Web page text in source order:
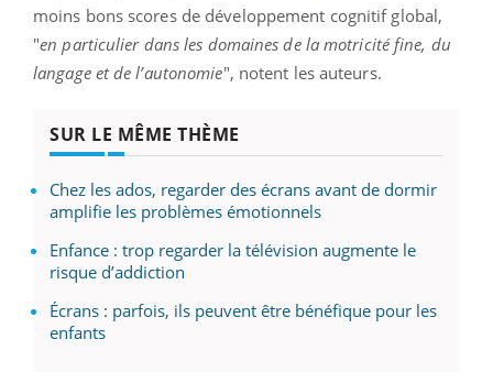
moins bons scores de développement cognitif global,
"en particulier dans les domaines de la motricité fine, du
langage et de l’autonomie", notent les auteurs.
SUR LE MÊME THÈME
Chez les ados, regarder des écrans avant de dormir
amplifie les problèmes émotionnels
Enfance : trop regarder la télévision augmente le
risque d’addiction
Écrans : parfois, ils peuvent être bénéfique pour les
enfants